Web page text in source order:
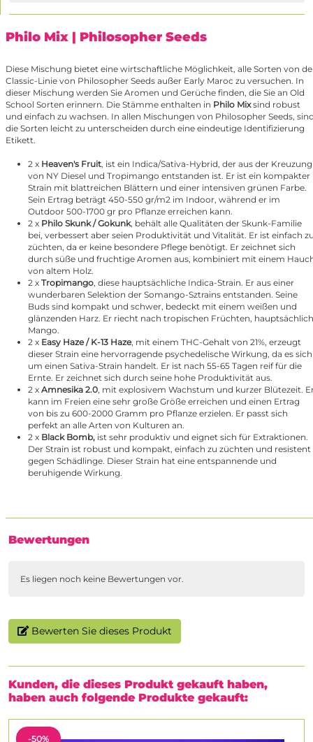
Philo Mix | Philosopher Seeds
Diese Mischung bietet eine wirtschaftliche Möglichkeit, alle Sorten von
Classic-Linie von Philosopher Seeds außer Early Maroc zu versuchen. In
dieser Mischung werden Sie Aromen und Gerüche finden, die Sie an Old
School Sorten erinnern. Die Stämme enthalten in Philo Mixsind robust
und einfach zu wachsen. In allen Mischungen von Philosopher Seeds,
die Sorten leicht zu unterscheiden durch eine eindeutige Identifizierung
Etikett.
2 x Heaven's Fruit, ist ein Indica/Sativa-Hybrid, der aus der Kreuzung
von NY Diesel und Tropimango entstanden ist. Er ist ein kompakter
Strain mit blattreichen Blättern und einer intensiven grünen Farbe.
Sein Ertrag beträgt 450-550 gr/m2 im Indoor, während er im
Outdoor 500-1700 gr pro Pflanze erreichen kann.
2 x Philo Skunk / Gokunk, behält alle Qualitäten der Skunk-Familie
bei, verbessert aber seien Produktivität und Vitalität. Er ist einfach
züchten, da er keine besondere Pflege benötigt. Er zeichnet sich
durch süße und fruchtige Aromen aus, kombiniert mit einem
von altem Holz.
2 x Tropimango, diese hauptsächliche Indica-Strain. Er aus einer
wunderbaren Selektion der Somango-Sztrains entstanden. Seine
Buds sind kompakt und schwer, bedeckt mit einem weißen und
glänzenden Harz. Er riecht nach tropischen Früchten, hauptsächlich
Mango.
2 x Easy Haze / K-13 Haze, mit einem THC-Gehalt von 21%, erzeugt
dieser Strain eine hervorragende psychedelische Wirkung, da es sich
um einen Sativa-Strain handelt. Er ist nach 55-65 Tagen reif für die
Ernte. Er zeichnet sich durch seine hohe Produktivität aus.
2 x Amnesika 2.0, mit explosivem Wachstum und kurzer Blütezeit.
kann im Freien eine sehr große Größe erreichen und einen Ertrag
von bis zu 600-2000 Gramm pro Pflanze erzielen. Er passt sich
perfekt an alle Arten von Kulturen an.
2 x Black Bomb, ist sehr produktiv und eignet sich für Extraktionen.
Der Strain ist robust und kompakt, einfach zu züchten und resistent
gegen Schädlinge. Dieser Strain hat eine entspannende und
beruhigende Wirkung.
Bewertungen
Es liegen noch keine Bewertungen vor.
Bewerten Sie dieses Produkt
Kunden, die dieses Produkt gekauft haben,
haben auch folgende Produkte gekauft:
-50%